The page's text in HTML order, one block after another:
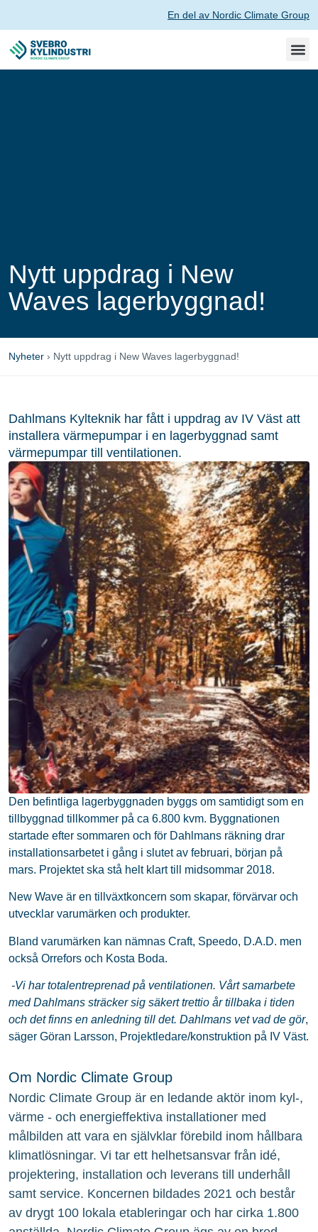
En del av Nordic Climate Group
Nytt uppdrag i New
Waves lagerbyggnad!
Nyheter › Nytt uppdrag i New Waves lagerbyggnad!
Dahlmans Kylteknik har fått i uppdrag av IV Väst att
installera värmepumpar i en lagerbyggnad samt
värmepumpar till ventilationen.
Den befintliga lagerbyggnaden byggs om samtidigt som en
tillbyggnad tillkommer på ca 6.800 kvm. Byggnationen
startade efter sommaren och för Dahlmans räkning drar
installationsarbetet i gång i slutet av februari, början på
mars. Projektet ska stå helt klart till midsommar 2018.
New Wave är en tillväxtkoncern som skapar, förvärvar och
utvecklar varumärken och produkter.
Bland varumärken kan nämnas Craft, Speedo, D.A.D. men
också Orrefors och Kosta Boda.
-Vi har totalentreprenad på ventilationen. Vårt samarbete
med Dahlmans sträcker sig säkert trettio år tillbaka i tiden
och det finns en anledning till det. Dahlmans vet vad de gör,
säger Göran Larsson, Projektledare/konstruktion på IV Väst.
Om Nordic Climate Group
Nordic Climate Group är en ledande aktör inom kyl-,
värme - och energieffektiva installationer med
målbilden att vara en självklar förebild inom hållbara
klimatlösningar. Vi tar ett helhetsansvar från idé,
projektering, installation och leverans till underhåll
samt service. Koncernen bildades 2021 och består
av drygt 100 lokala etableringar och har cirka 1.800